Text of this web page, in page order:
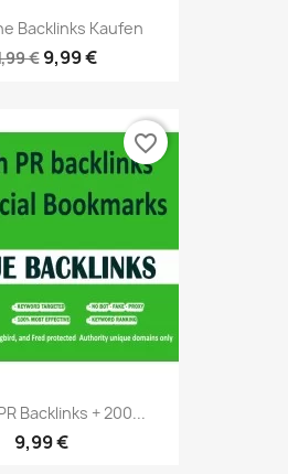
Backlinks Kaufen
€ 9,99 €
Backlinks + 200...
9,99 €
favorite_border